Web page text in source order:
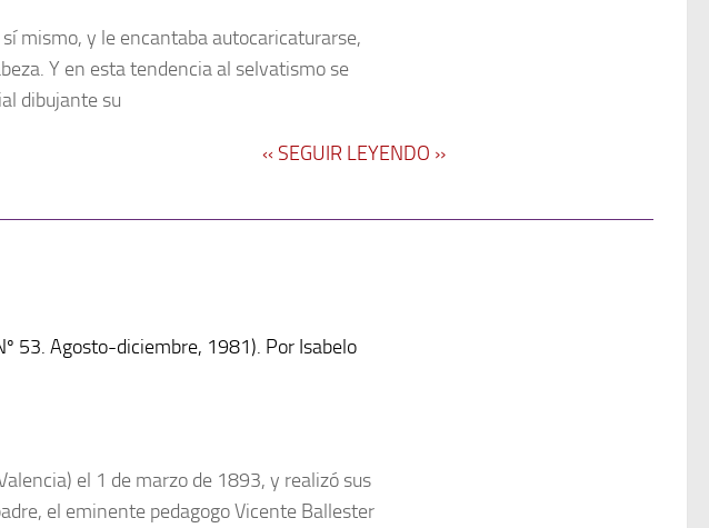
mismo, y le encantaba autocaricaturarse,
Y en esta tendencia al selvatismo se
dibujante su
‹‹ SEGUIR LEYENDO ››
53. Agosto-diciembre, 1981). Por Isabelo
el 1 de marzo de 1893, y realizó sus
el eminente pedagogo Vicente Ballester